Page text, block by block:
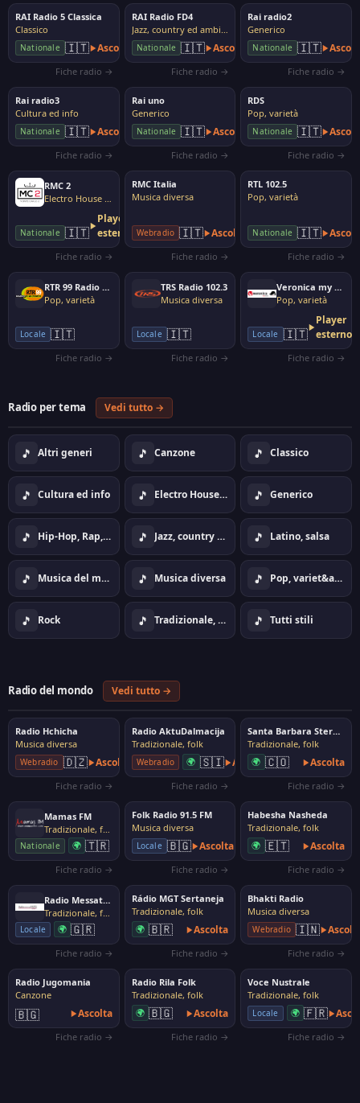
RAI Radio 5 Classica
Classico
Nationale 🇮🇹 Ascolta
Fiche radio →
RAI Radio FD4
Jazz, country ed ambito
Nationale 🇮🇹 Ascolta
Fiche radio →
Rai radio2
Generico
Nationale 🇮🇹
Fiche radio →
Rai radio3
Cultura ed info
Nationale 🇮🇹 Ascolta
Fiche radio →
Rai uno
Generico
Nationale 🇮🇹 Ascolta
Fiche radio →
RDS
Pop, varietà
Nationale 🇮🇹
Fiche radio →
RMC 2
Electro House Dance
Nationale 🇮🇹
Player
esterno
Fiche radio →
RMC Italia
Musica diversa
Webradio 🇮🇹 Ascolta
Fiche radio →
RTL 102.5
Pop, varietà
Nationale 🇮🇹
Fiche radio →
RTR 99 Radio ti ricordi
Pop, varietà
Locale 🇮🇹
Fiche radio →
TRS Radio 102.3
Musica diversa
Locale 🇮🇹
Fiche radio →
Veronica my Radio
Pop, varietà
Locale 🇮🇹
Player
esterno
Fiche radio →
Radio per tema Vedi tutto →
🎵 Altri generi 🎵 Canzone 🎵 Classico
🎵 Cultura ed info 🎵 Electro House Dance 🎵 Generico
🎵 Hip-Hop, Rap, Urban 🎵 Jazz, country ed ambito 🎵 Latino, salsa
🎵 Musica del mondo 🎵 Musica diversa 🎵 Pop, variet&agrave;
🎵 Rock 🎵 Tradizionale, folk 🎵 Tutti stili
Radio del mondo Vedi tutto →
Radio Hchicha
Musica diversa
Webradio 🇩🇿 Ascolta
Fiche radio →
Radio AktuDalmacija
Tradizionale, folk
Webradio 🌍 🇸🇮 Ascolta
Fiche radio →
Santa Barbara Stereo 106.6
Tradizionale, folk
🌍 🇨🇴 Ascolta
Fiche radio →
Mamas FM
Tradizionale, folk
Nationale 🌍 🇹🇷
Fiche radio →
Folk Radio 91.5 FM
Musica diversa
Locale 🇧🇬 Ascolta
Fiche radio →
Habesha Nasheda
Tradizionale, folk
🌍 🇪🇹 Ascolta
Fiche radio →
Radio Messatida
Tradizionale, folk
Locale 🌍 🇬🇷
Fiche radio →
Rádio MGT Sertaneja
Tradizionale, folk
🌍 🇧🇷 Ascolta
Fiche radio →
Bhakti Radio
Musica diversa
Webradio 🇮🇳
Fiche radio →
Radio Jugomania
Canzone
🇧🇬 Ascolta
Fiche radio →
Radio Rila Folk
Tradizionale, folk
🌍 🇧🇬 Ascolta
Fiche radio →
Voce Nustrale
Tradizionale, folk
Locale 🌍 🇫🇷
Fiche radio →